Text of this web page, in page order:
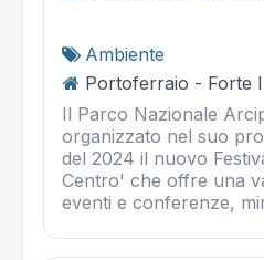
Ambiente
Portoferraio - Forte
Il Parco Nazionale
organizzato nel suo
del 2024 il nuovo
Centro' che offre una
eventi e conferenze,